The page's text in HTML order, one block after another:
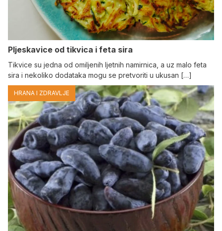
Pljeskavice od tikvica i feta sira
Tikvice su jedna od omiljenih ljetnih namirnica, a uz malo feta
sira i nekoliko dodataka mogu se pretvoriti u ukusan […]
HRANA I ZDRAVLJE